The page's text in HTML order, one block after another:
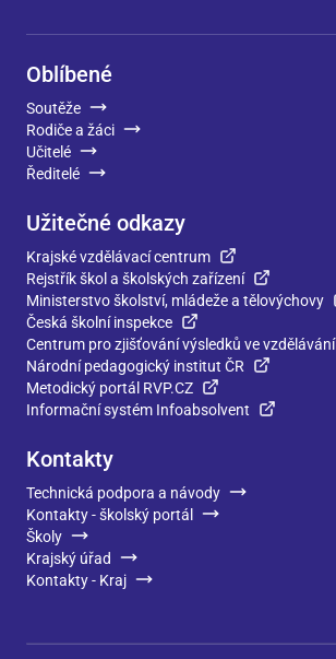
Oblíbené
Soutěže
Rodiče a žáci
Učitelé
Ředitelé
Užitečné odkazy
Krajské vzdělávací centrum
Rejstřík škol a školských zařízení
Ministerstvo školství, mládeže a tělovýchovy
Česká školní inspekce
Centrum pro zjišťování výsledků ve vzdělávání
Národní pedagogický institut ČR
Metodický portál RVP.CZ
Informační systém Infoabsolvent
Kontakty
Technická podpora a návody
Kontakty - školský portál
Školy
Krajský úřad
Kontakty - Kraj